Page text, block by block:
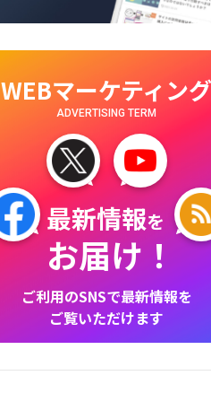
WEBマーケティング
ADVERTISING TERM
最新情報を
お届け！
ご利用のSNSで最新情報を
ご覧いただけます